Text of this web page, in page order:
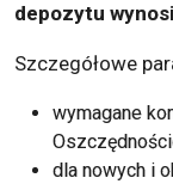
depozytu
Szczegółowe
wymagane
dla nowych i